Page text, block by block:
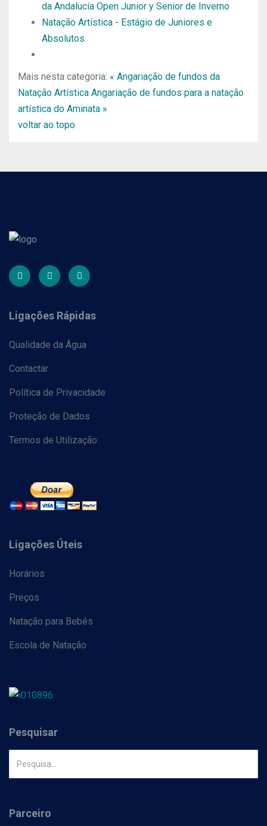
da Andalucía Open Junior y Senior de Inverno
Natação Artística - Estágio de Juniores e
Absolutos
Mais nesta categoria: « Angariação de fundos da
Natação Artística Angariação de fundos para a natação
artística do Aminata »
voltar ao topo
Ligações Rápidas
Qualidade da Água
Contactar
Política de Privacidade
Proteção de Dados
Termos de Utilização
Ligações Úteis
Horários
Preços
Natação para Bebés
Escola de Natação
Pesquisar
Parceiro